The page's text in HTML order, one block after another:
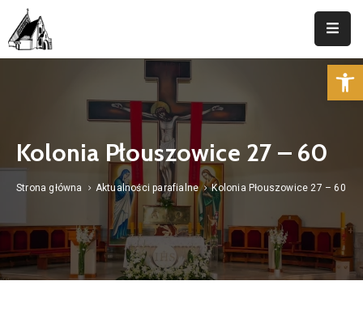
Duszpasterstwo
Cmentarz
Kancelaria
Kolonia Płouszowice 27 – 60
Strona główna Aktualności parafialne Kolonia Płouszowice 27 – 60